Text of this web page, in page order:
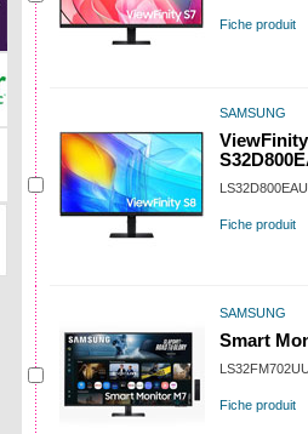
Fiche produit
SAMSUNG
Fiche produit
SAMSUNG
Smart
Fiche produit